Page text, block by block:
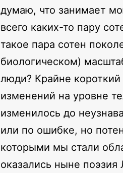
думаю, что занимает
всего каких-то пару
такое пара сотен
биологическом)
люди? Крайне
изменений на уровне
изменилось до
или по ошибке, но
которыми мы стали
оказались ныне